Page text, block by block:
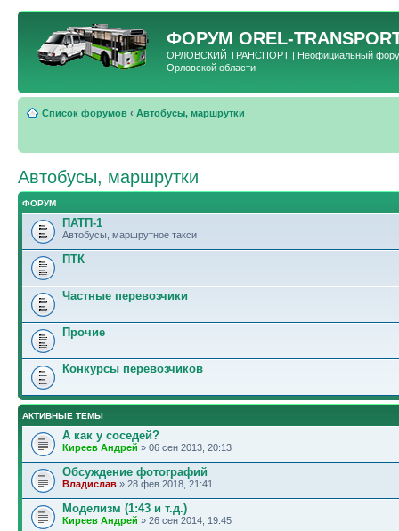
ФОРУМ OREL-
ОРЛОВСКИЙ ТРАНСПОРТ | Неофициальный форум
Орловской области
Список форумов ‹ Автобусы, маршрутки
Автобусы, маршрутки
ФОРУМ
ПАТП-1
Автобусы, маршрутное такси
ПТК
Частные перевозчики
Прочие
Конкурсы перевозчиков
АКТИВНЫЕ ТЕМЫ
А как у соседей?
Киреев Андрей » 06 сен 2013, 20:13
Обсуждение фотографий
Владислав » 28 фев 2018, 21:41
Моделизм (1:43 и т.д.)
Киреев Андрей » 26 сен 2014, 19:45